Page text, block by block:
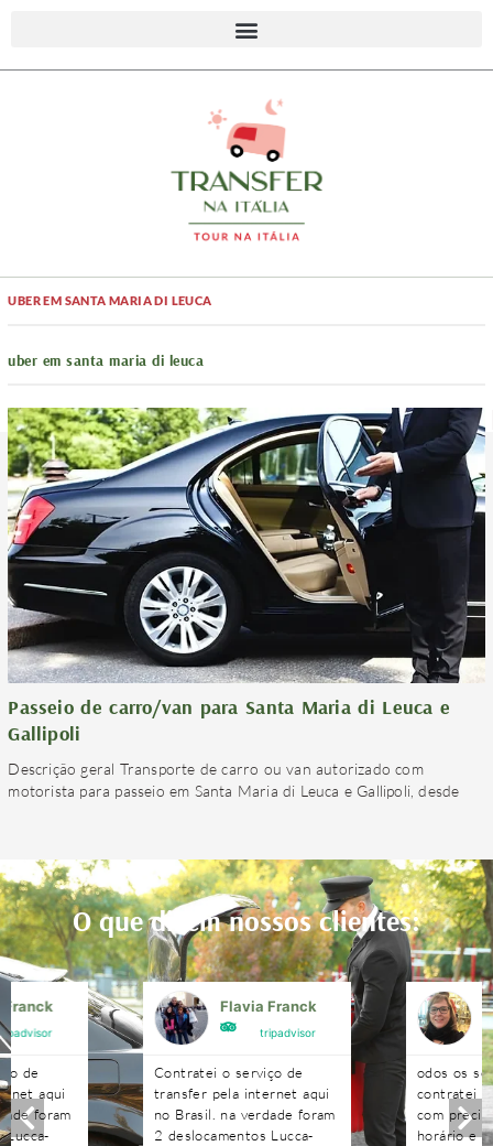
UBER EM SANTA MARIA DI LEUCA
uber em santa maria di leuca
Passeio de carro/van para Santa Maria di Leuca e
Gallipoli
Descrição geral Transporte de carro ou van autorizado com
motorista para passeio em Santa Maria di Leuca e Gallipoli, desde
O que dizem nossos clientes:
Franck
de
aqui
foram
Lucca-
Flavia Franck
tripadvisor
Contratei o serviço de
transfer pela internet aqui
no Brasil. na verdade foram
2 deslocamentos Lucca-
odos os
contratei
com
horário e